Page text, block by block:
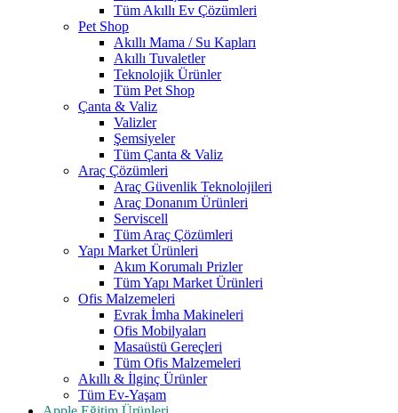
Tüm Akıllı Ev Çözümleri
Pet Shop
Akıllı Mama / Su Kapları
Akıllı Tuvaletler
Teknolojik Ürünler
Tüm Pet Shop
Çanta & Valiz
Valizler
Şemsiyeler
Tüm Çanta & Valiz
Araç Çözümleri
Araç Güvenlik Teknolojileri
Araç Donanım Ürünleri
Serviscell
Tüm Araç Çözümleri
Yapı Market Ürünleri
Akım Korumalı Prizler
Tüm Yapı Market Ürünleri
Ofis Malzemeleri
Evrak İmha Makineleri
Ofis Mobilyaları
Masaüstü Gereçleri
Tüm Ofis Malzemeleri
Akıllı & İlginç Ürünler
Tüm Ev-Yaşam